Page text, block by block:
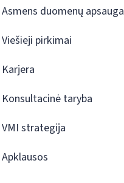
Asmens duomenų apsauga
Viešieji pirkimai
Karjera
Konsultacinė taryba
VMI strategija
Apklausos